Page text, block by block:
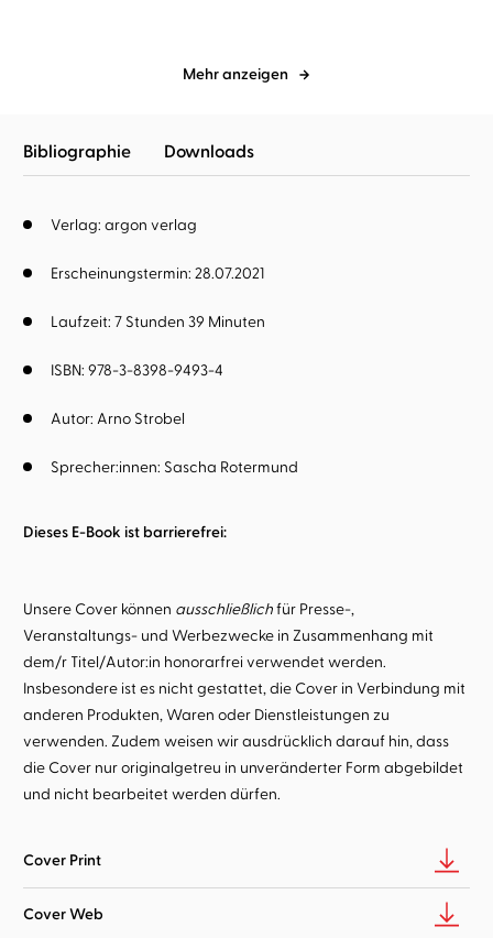
Mehr anzeigen
Bibliographie Downloads
Verlag: argon verlag
Erscheinungstermin: 28.07.2021
Laufzeit: 7 Stunden 39 Minuten
ISBN: 978-3-8398-9493-4
Autor: Arno Strobel
Sprecher:innen: Sascha Rotermund
Dieses E-Book ist barrierefrei:
Unsere Cover können ausschließlichfür Presse-,
Veranstaltungs- und Werbezwecke in Zusammenhang mit
dem/r Titel/Autor:in honorarfrei verwendet werden.
Insbesondere ist es nicht gestattet, die Cover in Verbindung mit
anderen Produkten, Waren oder Dienstleistungen zu
verwenden. Zudem weisen wir ausdrücklich darauf hin, dass
die Cover nur originalgetreu in unveränderter Form abgebildet
und nicht bearbeitet werden dürfen.
Cover Print
Cover Web